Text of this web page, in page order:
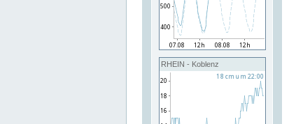
RHEIN - Koblenz